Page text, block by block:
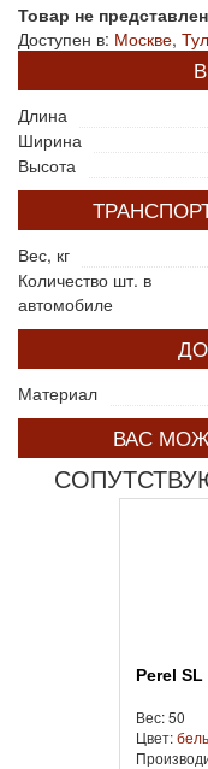
Товар не
Доступен в: Москве,
Длина
Ширина
Высота
Вес, кг
Количество шт. в
автомобиле
Материал
ВАС
Perel
Вес: 50
Цвет: